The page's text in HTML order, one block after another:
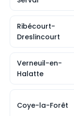
Ribécourt-
Dreslincourt
Verneuil-en-
Halatte
Coye-la-Forêt